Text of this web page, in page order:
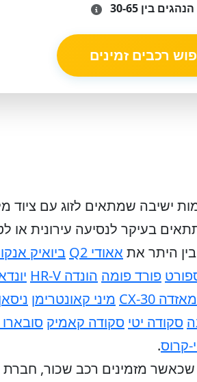
בין 30-65
רכבים זמינים
מקומות ישיבה שמתאים לזוג עם
בעיקר לנסיעה עירונית או
היתר את אאודי Q2 ביואיק
פורד פומה הונדה HR-V
מאזדה CX-30 מיני קאונטרימן
סקודה יטי סקודה קאמיק סובארו XV
קרוס.
כ-85 ליטר. צריך לזכור שכאשר מזמינים